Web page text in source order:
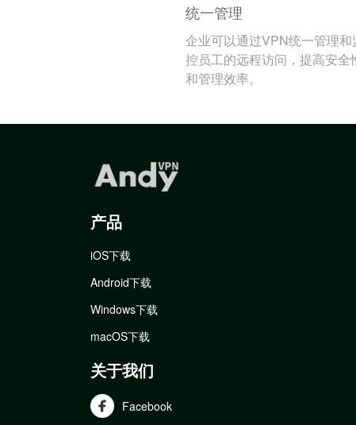
统一管理
企业可以通过VPN统一管理和
控员工的远程访问，提高安全
和管理效率。
产品
iOS下载
Android下载
Windows下载
macOS下载
关于我们
Facebook